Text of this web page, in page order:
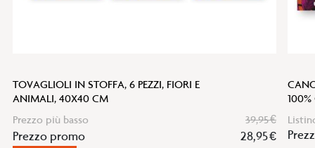
TOVAGLIOLI IN STOFFA, 6 PEZZI, FIORI E
ANIMALI, 40X40 CM
Prezzo promo 28,95 €
Prezzo più basso 39,95 €